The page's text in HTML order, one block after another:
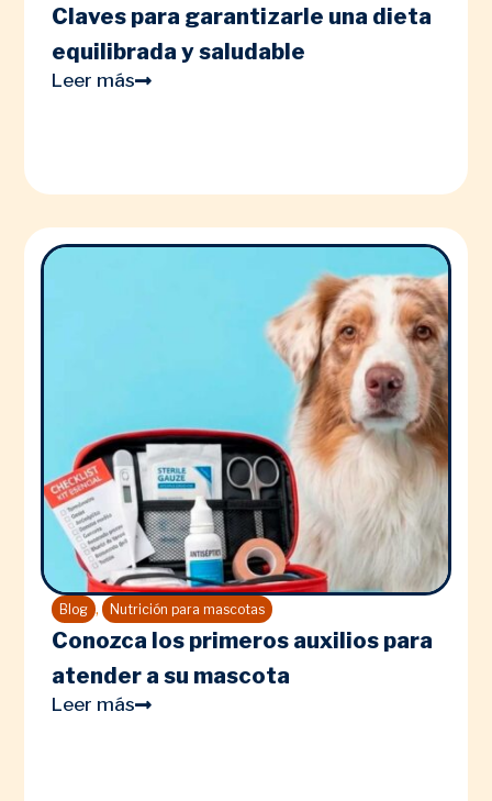
Claves para garantizarle una dieta
equilibrada y saludable
Leer más
Blog , Nutrición para mascotas
Conozca los primeros auxilios para
atender a su mascota
Leer más